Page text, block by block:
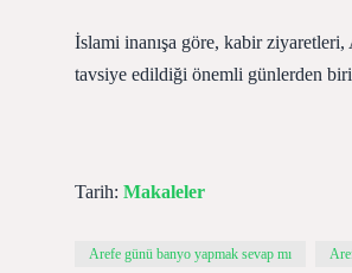
İslami inanışa göre, kabir
tavsiye edildiği önemli günlerden
Tarih: Makaleler
Arefe günü banyo yapmak sevap mı